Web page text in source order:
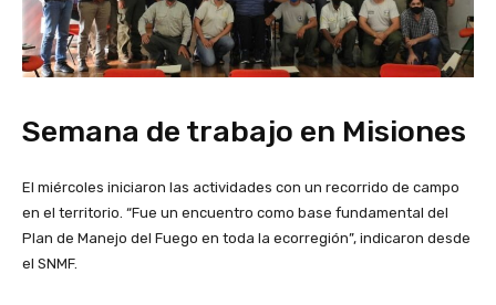
Semana de trabajo en Misiones
El miércoles iniciaron las actividades con un recorrido de campo
en el territorio. “Fue un encuentro como base fundamental del
Plan de Manejo del Fuego en toda la ecorregión”, indicaron desde
el SNMF.